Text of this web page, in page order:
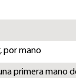
por mano
primera mano